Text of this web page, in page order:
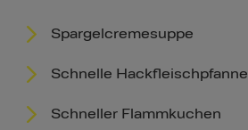
Spargelcremesuppe
Schnelle Hackfleischpfanne
Schneller Flammkuchen